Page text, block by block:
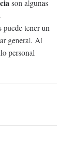
son algunas
tener un
general. Al
personal